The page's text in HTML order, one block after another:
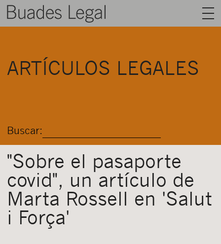
ÁREAS
CONTACTO
ESPAÑOL
ARTÍCULOS LEGALES
Buscar:
"Sobre el pasaporte
covid", un artículo de
Marta Rossell en 'Salut
i Força'